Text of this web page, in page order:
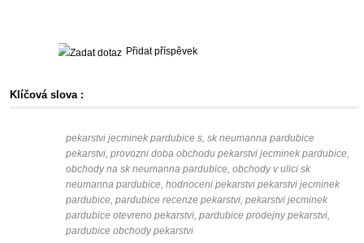
Přidat příspěvek
Klíčová slova :
pekarstvi jecminek pardubice s, sk neumanna pardubice
pekarstvi, provozni doba obchodu pekarstvi jecminek pardubice,
obchody na sk neumanna pardubice, obchody v ulici sk
neumanna pardubice, hodnoceni pekarstvi pekarstvi jecminek
pardubice, pardubice recenze pekarstvi, pekarstvi jecminek
pardubice otevreno pekarstvi, pardubice prodejny pekarstvi,
pardubice obchody pekarstvi